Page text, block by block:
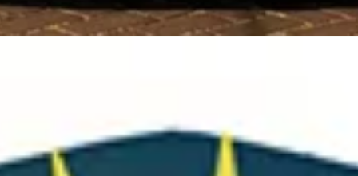
Lees verder